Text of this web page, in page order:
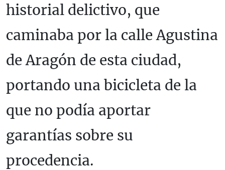
historial delictivo, que
caminaba por la calle Agustina
de Aragón de esta ciudad,
portando una bicicleta de la
que no podía aportar
garantías sobre su
procedencia.